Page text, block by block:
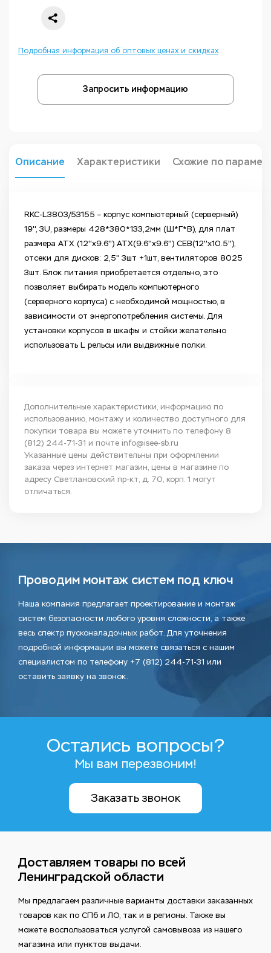
Подробная информация об оптовых ценах и скидках
Запросить информацию
Описание Характеристики Схожие по
RKC-L3803/53155 – корпус компьютерный (серверный)
19'', 3U, размеры 428*380*133,2мм (Ш*Г*В), для плат
размера ATX (12''x9.6'') ATX(9.6''x9.6'') CEB(12''x10.5''),
отсеки для дисков: 2,5'' 3шт +1шт, вентиляторов 8025
3шт. Блок питания приобретается отдельно, это
позволяет выбирать модель компьютерного
(серверного корпуса) с необходимой мощностью, в
зависимости от энергопотребления системы. Для
установки корпусов в шкафы и стойки желательно
использовать L рельсы или выдвижные полки.
Дополнительные характеристики, информацию по
использованию, монтажу и количество доступного для
покупки товара вы можете уточнить по телефону 8
(812) 244-71-31 и почте info@isee-sb.ru
Указанные цены действительны при оформлении
заказа через интернет магазин, цены в магазине по
адресу Светлановский пр-кт, д. 70, корп. 1 могут
отличаться.
Проводим монтаж систем под ключ
Наша компания предлагает проектирование и монтаж
систем безопасности любого уровня сложности, а также
весь спектр пусконаладочных работ. Для уточнения
подробной информации вы можете связаться с нашим
специалистом по телефону +7 (812) 244-71-31 или
оставить заявку на звонок.
Остались вопросы?
Мы вам перезвоним!
Заказать звонок
Доставляем товары по всей
Ленинградской области
Мы предлагаем различные варианты доставки заказанных
товаров как по СПб и ЛО, так и в регионы. Также вы
можете воспользоваться услугой самовывоза из нашего
магазина или пунктов выдачи.